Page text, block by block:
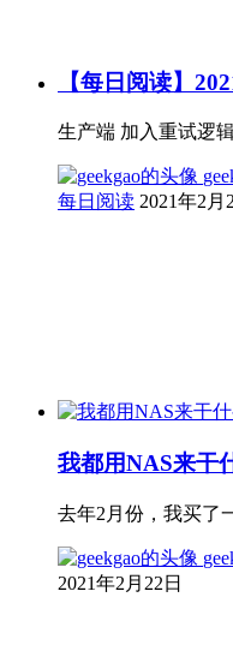
【每日阅读】
生产端 加入重试逻
每日阅读 2021年2月
我都用NAS来干
去年2月份，我买了
2021年2月22日